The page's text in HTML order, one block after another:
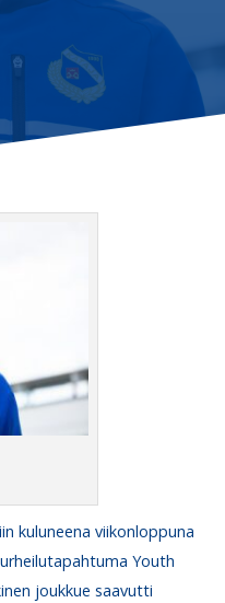
kuluneena viikonloppuna
Youth
joukkue saavutti